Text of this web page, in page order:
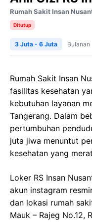
Rumah Sakit Insan
Ditutup
3 Juta - 6 Juta Bulanan
Rumah Sakit Insan
fasilitas kesehatan
kebutuhan layanan
Tangerang. Dalam
pertumbuhan
juta jiwa menuntut
kesehatan yang
Loker RS Insan
akun instagram
dan lokasi rumah
Mauk – Rajeg No.12,